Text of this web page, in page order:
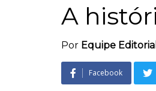
A
Por Equipe Editorial
Facebook